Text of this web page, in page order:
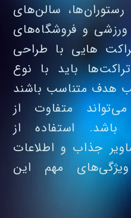
سالن‌های
ورزشی و فروشگاه‌های
هایی با طراحی
باید با نوع
هدف متناسب باشند
متفاوت از
باشد. استفاده از
جذاب و اطلاعات
مهم این